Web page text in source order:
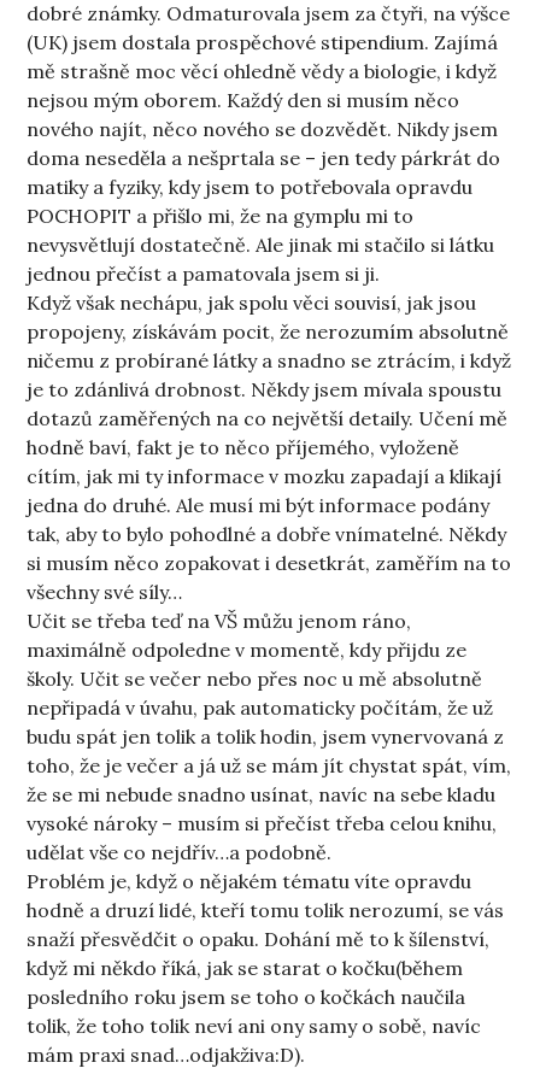
dobré známky. Odmaturovala jsem za čtyři, na výšce
(UK) jsem dostala prospěchové stipendium. Zajímá
mě strašně moc věcí ohledně vědy a biologie, i když
nejsou mým oborem. Každý den si musím něco
nového najít, něco nového se dozvědět. Nikdy jsem
doma neseděla a nešprtala se – jen tedy párkrát do
matiky a fyziky, kdy jsem to potřebovala opravdu
POCHOPIT a přišlo mi, že na gymplu mi to
nevysvětlují dostatečně. Ale jinak mi stačilo si látku
jednou přečíst a pamatovala jsem si ji.
Když však nechápu, jak spolu věci souvisí, jak jsou
propojeny, získávám pocit, že nerozumím absolutně
ničemu z probírané látky a snadno se ztrácím, i když
je to zdánlivá drobnost. Někdy jsem mívala spoustu
dotazů zaměřených na co největší detaily. Učení mě
hodně baví, fakt je to něco příjemého, vyloženě
cítím, jak mi ty informace v mozku zapadají a klikají
jedna do druhé. Ale musí mi být informace podány
tak, aby to bylo pohodlné a dobře vnímatelné. Někdy
si musím něco zopakovat i desetkrát, zaměřím na to
všechny své síly…
Učit se třeba teď na VŠ můžu jenom ráno,
maximálně odpoledne v momentě, kdy přijdu ze
školy. Učit se večer nebo přes noc u mě absolutně
nepřipadá v úvahu, pak automaticky počítám, že už
budu spát jen tolik a tolik hodin, jsem vynervovaná z
toho, že je večer a já už se mám jít chystat spát, vím,
že se mi nebude snadno usínat, navíc na sebe kladu
vysoké nároky – musím si přečíst třeba celou knihu,
udělat vše co nejdřív…a podobně.
Problém je, když o nějakém tématu víte opravdu
hodně a druzí lidé, kteří tomu tolik nerozumí, se vás
snaží přesvědčit o opaku. Dohání mě to k šílenství,
když mi někdo říká, jak se starat o kočku(během
posledního roku jsem se toho o kočkách naučila
tolik, že toho tolik neví ani ony samy o sobě, navíc
mám praxi snad…odjakživa:D).